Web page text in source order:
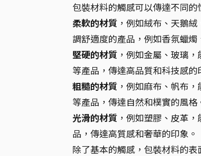
包裝材料的觸感可以傳達不同
柔軟的材質 ，例如絨布、天鵝
調舒適度的產品，例如香氛蠟燭
堅硬的材質 ，例如金屬、玻璃
等產品，傳達高品質和科技感的
粗糙的材質 ，例如麻布、帆布
等產品，傳達自然和樸實的風格
光滑的材質 ，例如塑膠、皮革
品，傳達高質感和奢華的印象。
除了基本的觸感，包裝材料的